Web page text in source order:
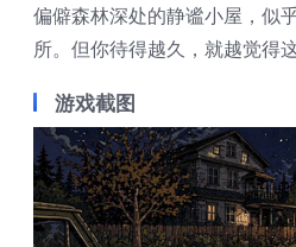
偏僻森林深处的静谧小屋，似
所。但你待得越久，就越觉得
游戏截图